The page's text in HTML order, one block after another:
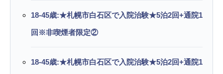
18-45歳:★札幌市白石区で入院治験★5泊2回+通院1
回※非喫煙者限定②
18-45歳:★札幌市白石区で入院治験★5泊2回+通院1